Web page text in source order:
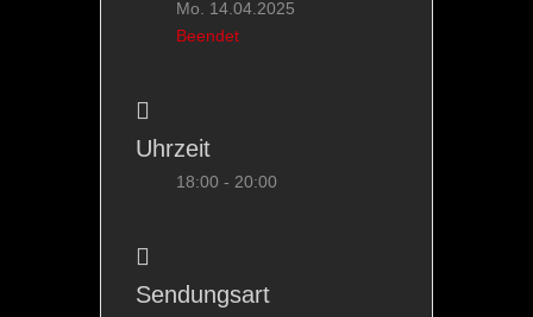
Mo. 14.04.2025
Beendet
Uhrzeit
18:00 - 20:00
Sendungsart